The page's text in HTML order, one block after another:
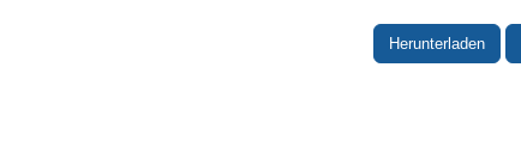
Herunterladen